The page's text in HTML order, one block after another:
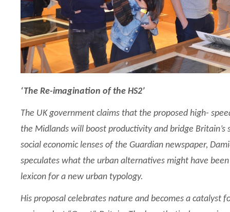
‘The Re-imagination of the HS2’
The UK government claims that the proposed high-
the Midlands will boost productivity and bridge Britain’s
social economic lenses of the Guardian newspaper,
speculates what the urban alternatives might have
lexicon for a new urban typology.
His proposal celebrates nature and becomes a catalyst